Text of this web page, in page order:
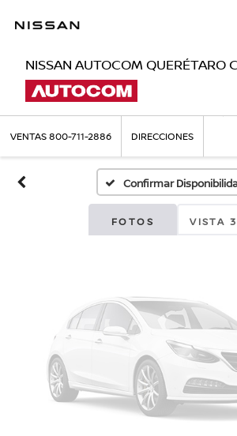
NISSAN AUTOCOM QUERÉTARO
VENTAS800-711-2886 DIRECCIONES
Confirmar
FOTOS VISTA
Por favor, revise